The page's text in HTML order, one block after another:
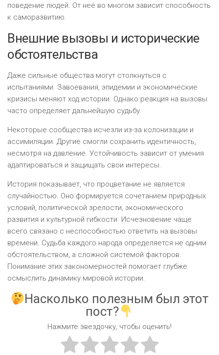
поведение людей. От неё во многом зависит способность
к саморазвитию.
Внешние вызовы и исторические
обстоятельства
Даже сильные общества могут столкнуться с
испытаниями. Завоевания, эпидемии и экономические
кризисы меняют ход истории. Однако реакция на вызовы
часто определяет дальнейшую судьбу.
Некоторые сообщества исчезли из-за колонизации и
ассимиляции. Другие смогли сохранить идентичность,
несмотря на давление. Устойчивость зависит от умения
адаптироваться и защищать свои интересы.
История показывает, что процветание не является
случайностью. Оно формируется сочетанием природных
условий, политической зрелости, экономического
развития и культурной гибкости. Исчезновение чаще
всего связано с неспособностью ответить на вызовы
времени. Судьба каждого народа определяется не одним
обстоятельством, а сложной системой факторов.
Понимание этих закономерностей помогает глубже
осмыслить динамику мировой истории.
Насколько полезным был этот
пост?
Нажмите звездочку, чтобы оценить!